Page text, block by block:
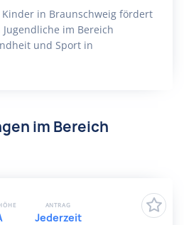
Kinder in Braunschweig fördert
im Bereich
und Sport in
im Bereich
ANTRAG
Jederzeit